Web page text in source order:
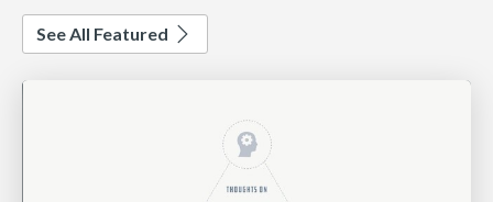
See All Featured